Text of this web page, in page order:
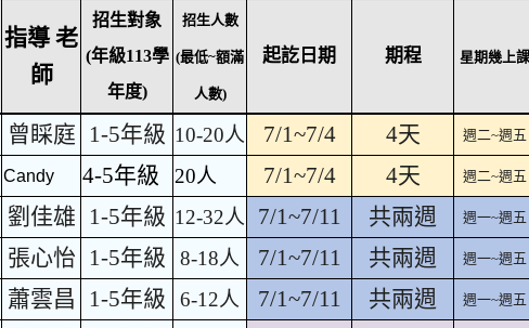
指導 老
師
招生對象
(年級113學
年度)
招生人數
(最低~額滿
人數)
起訖日期 期程 星期幾上課
曾睬庭 1-5年級 10-20人 7/1~7/4 4天 週二~週五
Candy 4-5年級 20人 7/1~7/4 4天 週二~週五
劉佳雄 1-5年級 12-32人 7/1~7/11 共兩週 週一~週五
張心怡 1-5年級 8-18人 7/1~7/11 共兩週 週一~週五
蕭雲昌 1-5年級 6-12人 7/1~7/11 共兩週 週一~週五